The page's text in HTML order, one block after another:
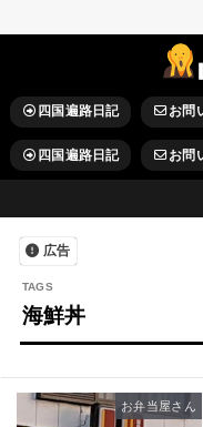
四国遍路日記 お問
四国遍路日記 お問
広告
海鮮丼
お弁当屋さん